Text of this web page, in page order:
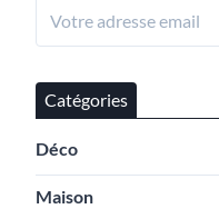
Catégories
Déco
Maison